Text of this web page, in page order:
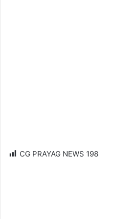
CG PRAYAG NEWS 198